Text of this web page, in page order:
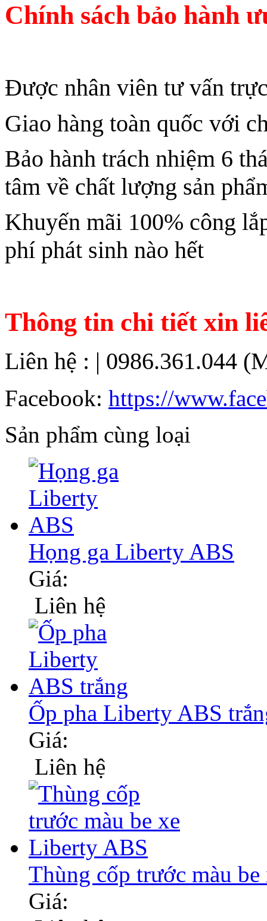
Chính sách bảo hành
Được nhân viên tư vấn
Giao hàng toàn quốc với
Bảo hành trách nhiệm 6
tâm về chất lượng sản
Khuyến mãi 100% công
phí phát sinh nào hết
Thông tin chi tiết xin
Liên hệ : | 0986.361.044
Facebook: https://
Sản phẩm cùng loại
Họng ga Liberty ABS
Giá:
Liên hệ
Ốp pha Liberty ABS
Giá:
Liên hệ
Thùng cốp trước màu
Giá: